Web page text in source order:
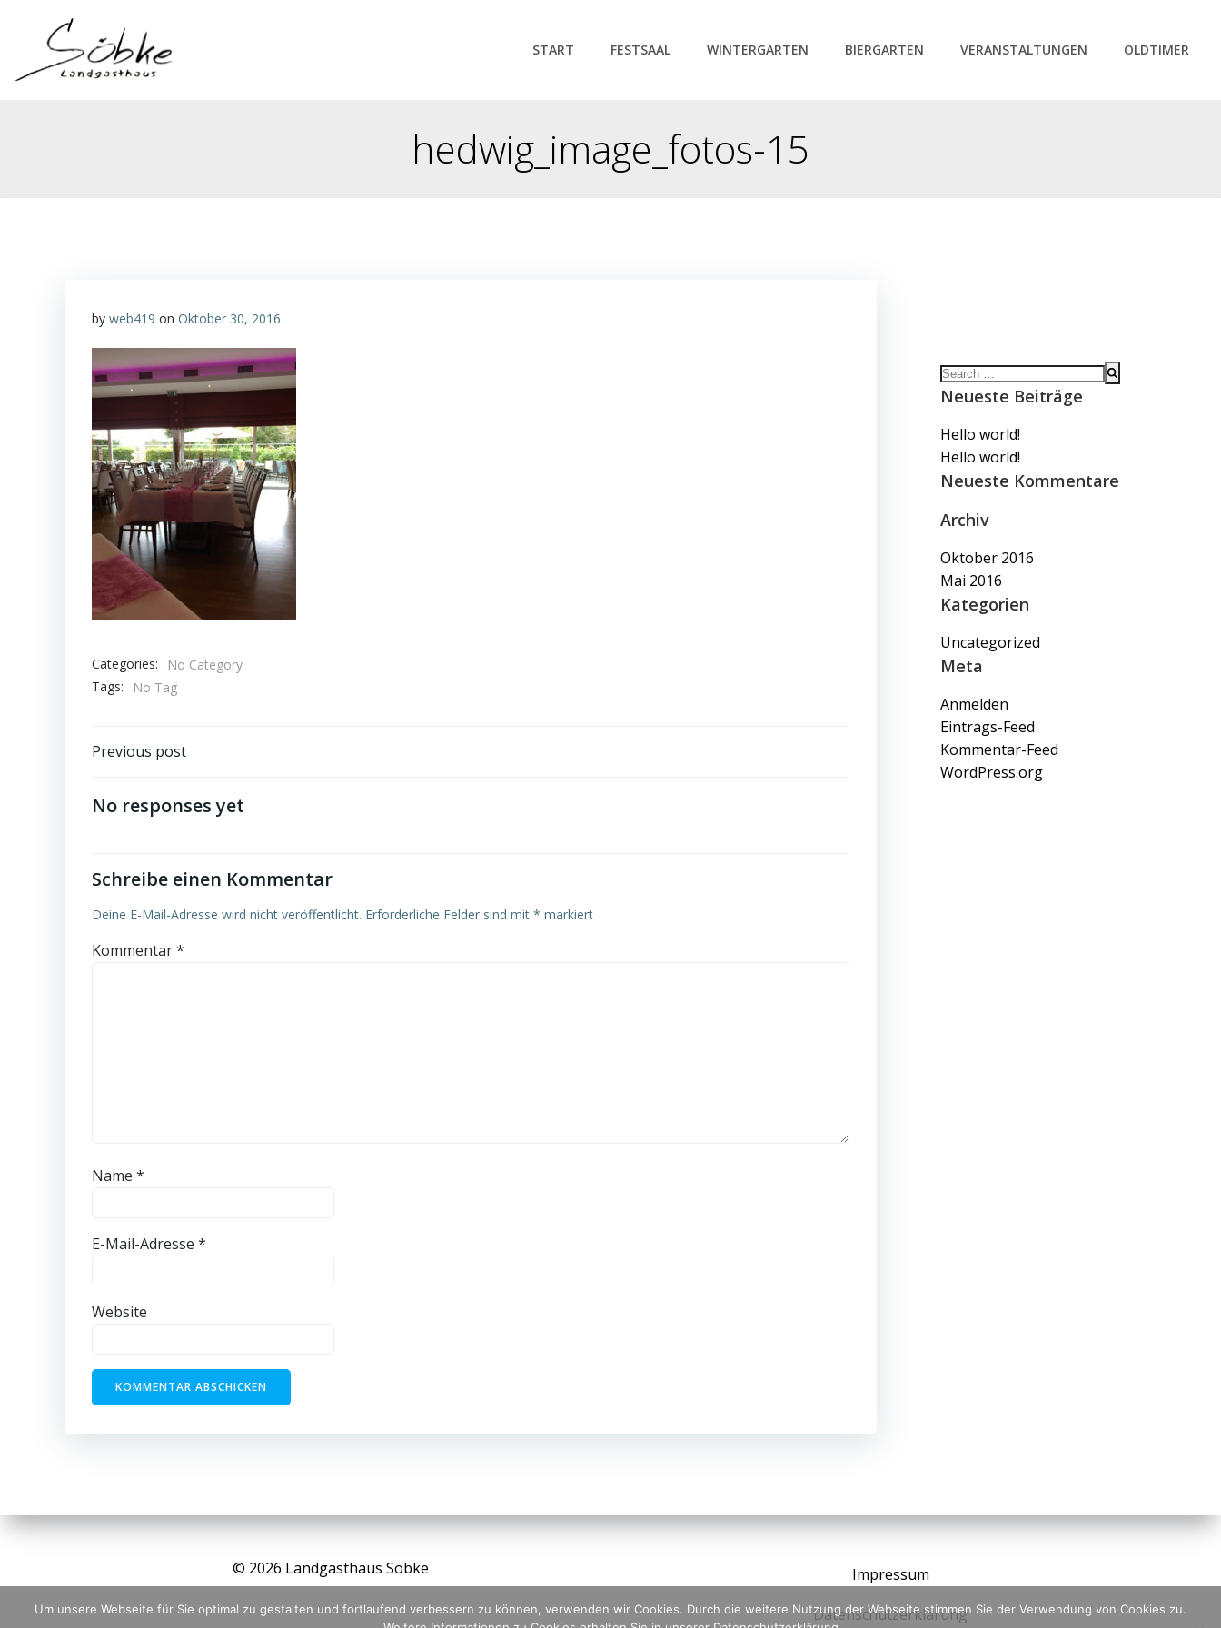
springen
START FESTSAAL WINTERGARTEN BIERGARTEN VERANSTALTUNGEN OLDTIMER
hedwig_image_fotos-15
by web419 on Oktober 30, 2016
Categories:
No Category
Tags:
No Tag
Beitragsnavigation
Previous post
No responses yet
Schreibe einen Kommentar
Deine E-Mail-Adresse wird nicht veröffentlicht. Erforderliche Felder sind mit * markiert
Kommentar*
Name *
E-Mail-Adresse *
Website
Search
for:
Neueste Beiträge
Hello world!
Hello world!
Neueste Kommentare
Archiv
Oktober 2016
Mai 2016
Kategorien
Uncategorized
Meta
Anmelden
Eintrags-Feed
Kommentar-Feed
WordPress.org
© 2026 Landgasthaus Söbke
Impressum
Datenschutzerklärung
Um unsere Webseite für Sie optimal zu gestalten und fortlaufend verbessern zu können, verwenden wir Cookies. Durch die weitere Nutzung der Webseite stimmen Sie der Verwendung von Cookies zu.